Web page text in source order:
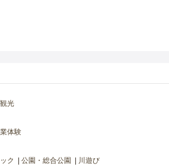
観光
体験
ク 公園・総合公園 川遊び